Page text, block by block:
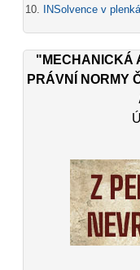
INSolvence v
"MECHANICKÁ
PRÁVNÍ NORMY